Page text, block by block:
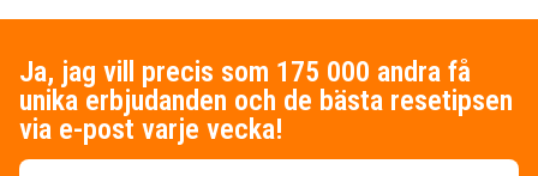
Ja, jag vill precis som 175 000 andra få
unika erbjudanden och de bästa resetipsen
via e-post varje vecka!